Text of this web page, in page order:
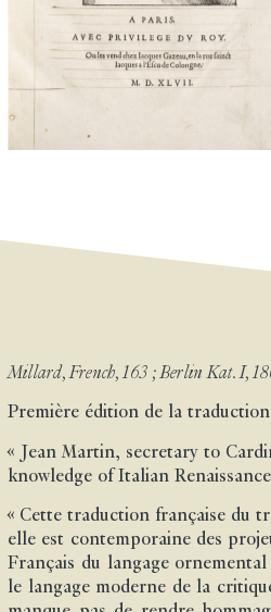
Millard, French, 163 ; Berlin Kat. I,
Première édition de la
« Jean Martin, secretary to
knowledge of Italian
« Cette traduction française du
elle est contemporaine des
Français du langage ornemental
le langage moderne de la